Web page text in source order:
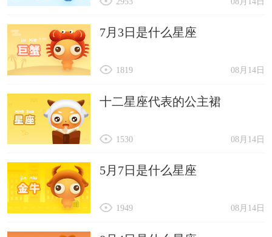
7月3日是什么星座
08月14日
1819
十二星座代表的公主裙
08月14日
1530
5月7日是什么星座
08月14日
1949